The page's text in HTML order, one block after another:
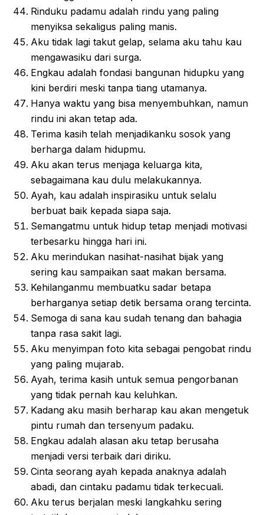
Rinduku padamu adalah rindu yang paling
menyiksa sekaligus paling manis.
Aku tidak lagi takut gelap, selama aku tahu kau
mengawasiku dari surga.
Engkau adalah fondasi bangunan hidupku yang
kini berdiri meski tanpa tiang utamanya.
Hanya waktu yang bisa menyembuhkan, namun
rindu ini akan tetap ada.
Terima kasih telah menjadikanku sosok yang
berharga dalam hidupmu.
Aku akan terus menjaga keluarga kita,
sebagaimana kau dulu melakukannya.
Ayah, kau adalah inspirasiku untuk selalu
berbuat baik kepada siapa saja.
Semangatmu untuk hidup tetap menjadi motivasi
terbesarku hingga hari ini.
Aku merindukan nasihat-nasihat bijak yang
sering kau sampaikan saat makan bersama.
Kehilanganmu membuatku sadar betapa
berharganya setiap detik bersama orang tercinta.
Semoga di sana kau sudah tenang dan bahagia
tanpa rasa sakit lagi.
Aku menyimpan foto kita sebagai pengobat rindu
yang paling mujarab.
Ayah, terima kasih untuk semua pengorbanan
yang tidak pernah kau keluhkan.
Kadang aku masih berharap kau akan mengetuk
pintu rumah dan tersenyum padaku.
Engkau adalah alasan aku tetap berusaha
menjadi versi terbaik dari diriku.
Cinta seorang ayah kepada anaknya adalah
abadi, dan cintaku padamu tidak terkecuali.
Aku terus berjalan meski langkahku sering